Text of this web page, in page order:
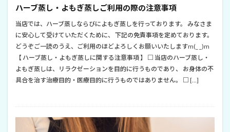
ハーブ蒸し・よもぎ蒸しご利用の際の注意事項
当店では、ハーブ蒸しならびによもぎ蒸しを行っております。 みなさま
に安心して受けていただくために、 下記の免責事項を定めております。
どうぞご一読のうえ、ご利用のほどよろしくお願いいたしますm(_ _)m
【 ハーブ蒸し・よもぎ蒸しに関する注意事項 】 □ 当店のハーブ蒸し・
よもぎ蒸しは、リラクゼーションを目的に行うものであり、 お身体の不
具合を治す治療目的・医療目的に行うものではありません。 □ […]